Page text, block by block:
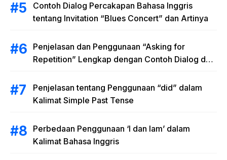
Contoh Dialog Percakapan Bahasa Inggris
tentang Invitation “Blues Concert” dan Artinya
Penjelasan dan Penggunaan “Asking for
Repetition” Lengkap dengan Contoh Dialog dan
Penjelasan tentang Penggunaan “did” dalam
Kalimat Simple Past Tense
Perbedaan Penggunaan ‘I dan Iam’ dalam
Kalimat Bahasa Inggris